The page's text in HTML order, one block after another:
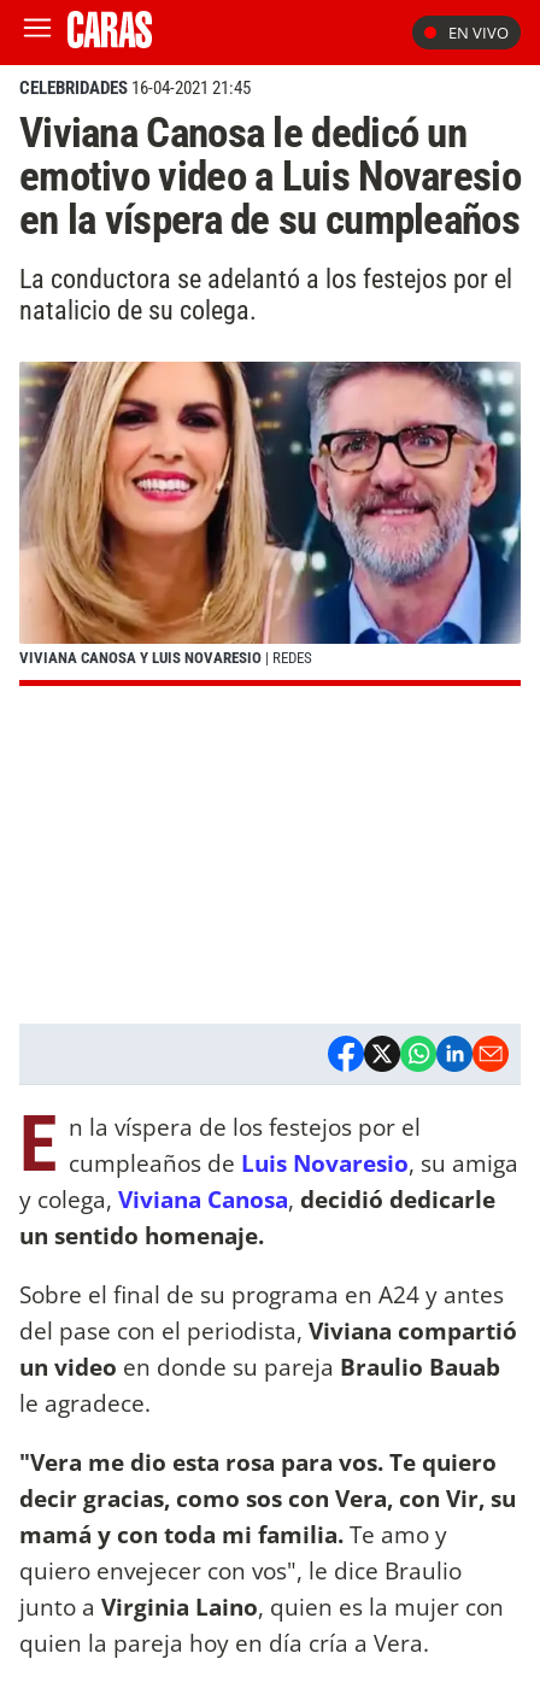
EN VIVO
CELEBRIDADES 16-04-2021 21:45
Viviana Canosa le dedicó un
emotivo video a Luis Novaresio
en la víspera de su cumpleaños
La conductora se adelantó a los festejos por el
natalicio de su colega.
VIVIANA CANOSA Y LUIS NOVARESIO | REDES
E n la víspera de los festejos por el
cumpleaños de Luis Novaresio, su amiga
y colega, Viviana Canosa, decidió dedicarle
un sentido homenaje.
Sobre el final de su programa en A24 y antes
del pase con el periodista, Viviana compartió
un video en donde su pareja Braulio Bauab
le agradece.
"Vera me dio esta rosa para vos. Te quiero
decir gracias, como sos con Vera, con Vir, su
mamá y con toda mi familia.Te amo y
quiero envejecer con vos", le dice Braulio
junto a Virginia Laino, quien es la mujer con
quien la pareja hoy en día cría a Vera.